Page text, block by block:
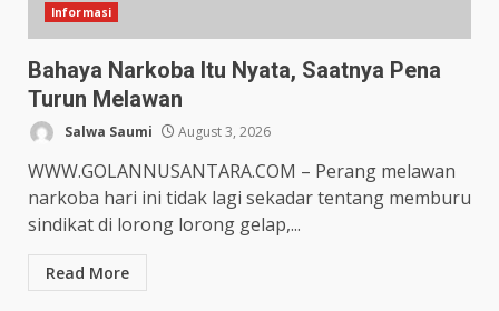
Informasi
Bahaya Narkoba Itu Nyata, Saatnya Pena
Turun Melawan
Salwa Saumi August 3, 2026
WWW.GOLANNUSANTARA.COM – Perang melawan
narkoba hari ini tidak lagi sekadar tentang memburu
sindikat di lorong lorong gelap,...
Read More